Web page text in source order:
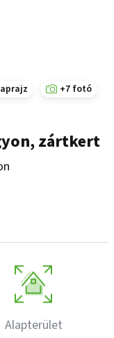
+7 fotó
zártkert
Alapterület